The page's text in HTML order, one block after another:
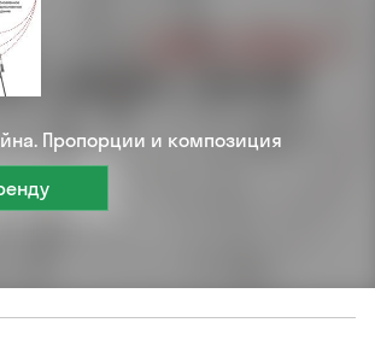
Пропорции и композиция